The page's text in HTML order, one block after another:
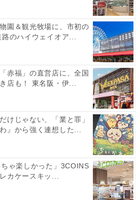
園＆観光牧場に、市初の
のハイウェイオア...
赤福」の直営店に、全国
店も！ 東名阪・伊...
けじゃない、「業と罪」
』から強く連想した...
ちゃ楽しかった」3COINS
カケースキッ...